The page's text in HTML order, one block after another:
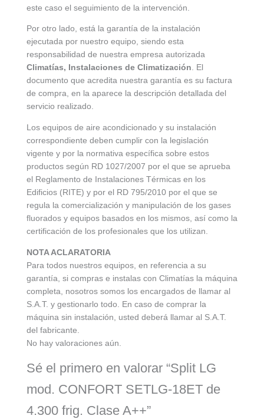
este caso el seguimiento de la intervención.
Por otro lado, está la garantía de la instalación
ejecutada por nuestro equipo, siendo esta
responsabilidad de nuestra empresa autorizada
Climatías, Instalaciones de Climatización. El
documento que acredita nuestra garantía es su factura
de compra, en la aparece la descripción detallada del
servicio realizado.
Los equipos de aire acondicionado y su instalación
correspondiente deben cumplir con la legislación
vigente y por la normativa específica sobre estos
productos según RD 1027/2007 por el que se aprueba
el Reglamento de Instalaciones Térmicas en los
Edificios (RITE) y por el RD 795/2010 por el que se
regula la comercialización y manipulación de los gases
fluorados y equipos basados en los mismos, así como la
certificación de los profesionales que los utilizan.
NOTA ACLARATORIA
Para todos nuestros equipos, en referencia a su
garantía, si compras e instalas con Climatías la máquina
completa, nosotros somos los encargados de llamar al
S.A.T. y gestionarlo todo. En caso de comprar la
máquina sin instalación, usted deberá llamar al S.A.T.
del fabricante.
No hay valoraciones aún.
Sé el primero en valorar “Split LG
mod. CONFORT SETLG-18ET de
4.300 frig. Clase A++”